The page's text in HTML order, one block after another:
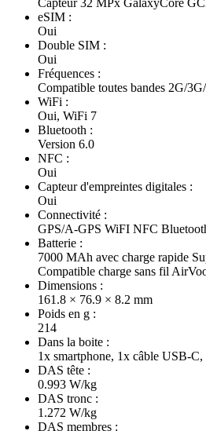
Capteur 32 MPx GalaxyCore
eSIM :
Oui
Double SIM :
Oui
Fréquences :
Compatible toutes bandes 2G/
WiFi :
Oui, WiFi 7
Bluetooth :
Version 6.0
NFC :
Oui
Capteur d'empreintes digitales :
Oui
Connectivité :
GPS/A-GPS WiFI NFC
Batterie :
7000 MAh avec charge rapide
Compatible charge sans fil
Dimensions :
161.8 × 76.9 × 8.2 mm
Poids en g :
214
Dans la boite :
1x smartphone, 1x câble USB-
DAS tête :
0.993 W/kg
DAS tronc :
1.272 W/kg
DAS membres :